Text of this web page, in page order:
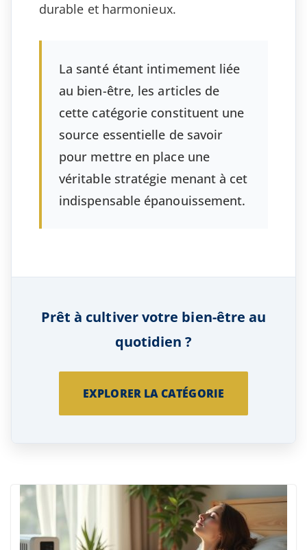
durable et harmonieux.
La santé étant intimement liée
au bien-être, les articles de
cette catégorie constituent une
source essentielle de savoir
pour mettre en place une
véritable stratégie menant à cet
indispensable épanouissement.
Prêt à cultiver votre bien-être au
quotidien ?
EXPLORER LA CATÉGORIE